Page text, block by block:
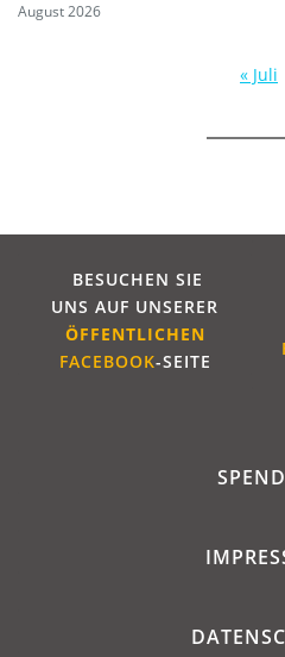
August 2026
« Juli
BESUCHEN SIE
UNS AUF UNSERER
ÖFFENTLICHEN
FACEBOOK-SEITE